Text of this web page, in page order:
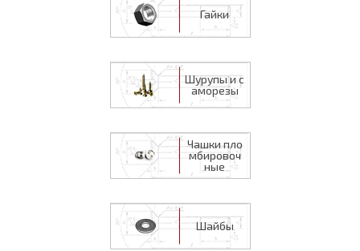
Гайки
Шурупы и с
аморезы
Чашки пло
мбировоч
ные
Шайбы